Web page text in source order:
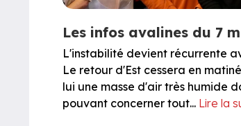
Les infos avalines du 7
L'instabilité devient récurrente
Le retour d'Est cessera en
lui une masse d'air très humide
pouvant concerner tout... Lire la